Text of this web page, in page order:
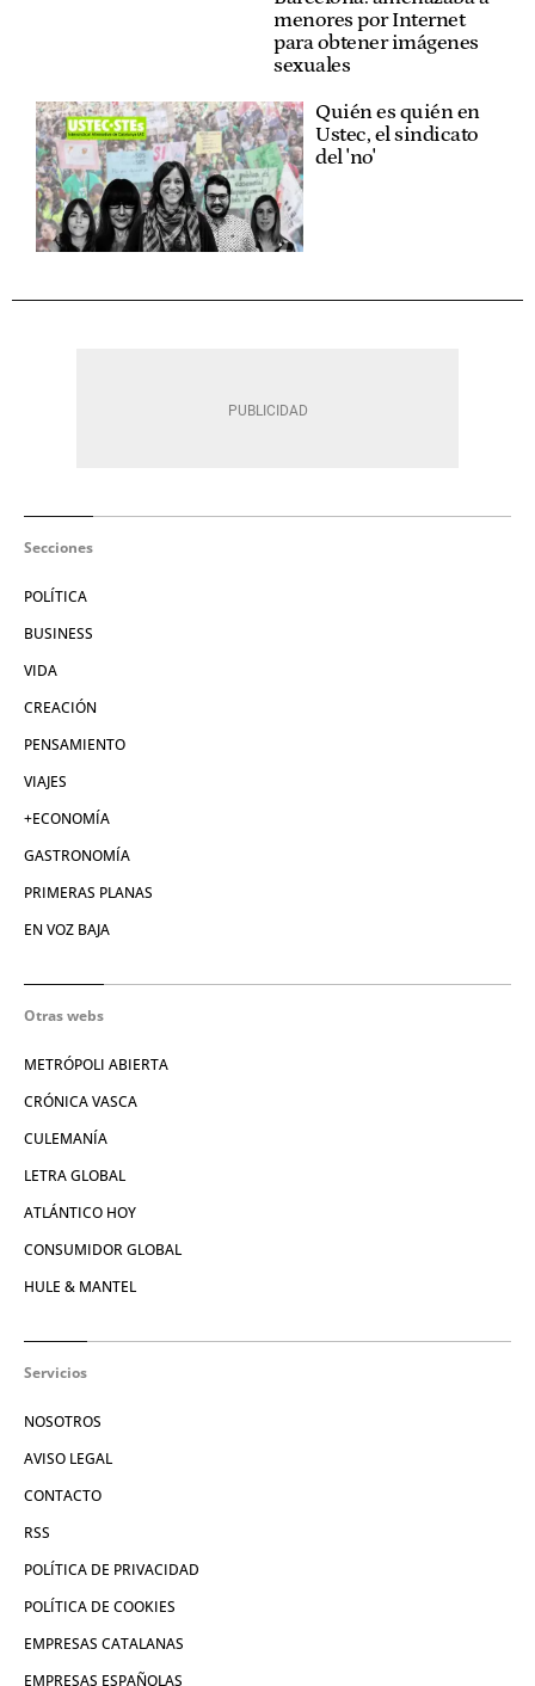
menores por Internet
para obtener imágenes
sexuales
Quién es quién en
Ustec, el sindicato
del 'no'
Secciones
POLÍTICA
BUSINESS
VIDA
CREACIÓN
PENSAMIENTO
VIAJES
+ECONOMÍA
GASTRONOMÍA
PRIMERAS PLANAS
EN VOZ BAJA
Otras webs
METRÓPOLI ABIERTA
CRÓNICA VASCA
CULEMANÍA
LETRA GLOBAL
ATLÁNTICO HOY
CONSUMIDOR GLOBAL
HULE & MANTEL
Servicios
NOSOTROS
AVISO LEGAL
CONTACTO
RSS
POLÍTICA DE PRIVACIDAD
POLÍTICA DE COOKIES
EMPRESAS CATALANAS
EMPRESAS ESPAÑOLAS